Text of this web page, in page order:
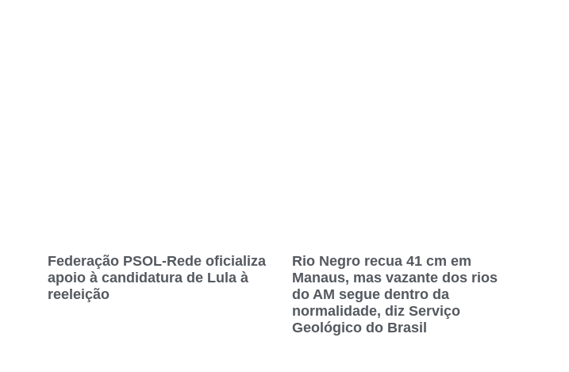
Federação PSOL-Rede oficializa
apoio à candidatura de Lula à
reeleição
Rio Negro recua 41 cm em
Manaus, mas vazante dos rios
do AM segue dentro da
normalidade, diz Serviço
Geológico do Brasil